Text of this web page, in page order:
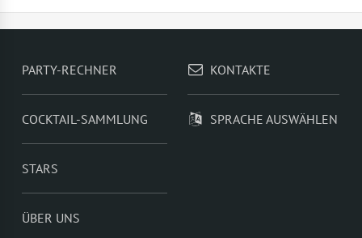
PARTY-RECHNER
COCKTAIL-SAMMLUNG
STARS
ÜBER UNS
KONTAKTE
SPRACHE AUSWÄHLEN